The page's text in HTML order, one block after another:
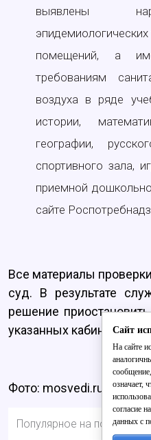
выявлены
помещений, а
требованиям
воздуха в ряде
истории,
географии,
спортивного зала,
приемной
сайте
Все материалы
суд. В результате
решение
указанных кабинетах на
Фото: mosvedi.ru
Популярное на портале
Сайт
На сайте
означает,
согласие
данных с